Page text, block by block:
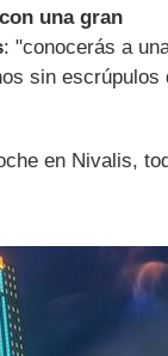
una gran
: "conocerás a
sin escrúpulos
en Nivalis,